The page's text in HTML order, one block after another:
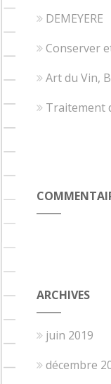
DEMEYERE
Conserver
Art du Vin,
Traitement
ARCHIVES
juin 2019
décembre